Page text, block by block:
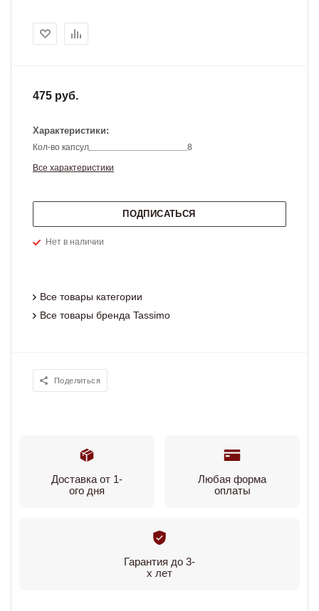
475 руб.
Характеристики:
Кол-во капсул 8
Все характеристики
ПОДПИСАТЬСЯ
Нет в наличии
Все товары категории
Все товары бренда Tassimo
Поделиться
Доставка от 1-
ого дня
Любая форма
оплаты
Гарантия до 3-
х лет